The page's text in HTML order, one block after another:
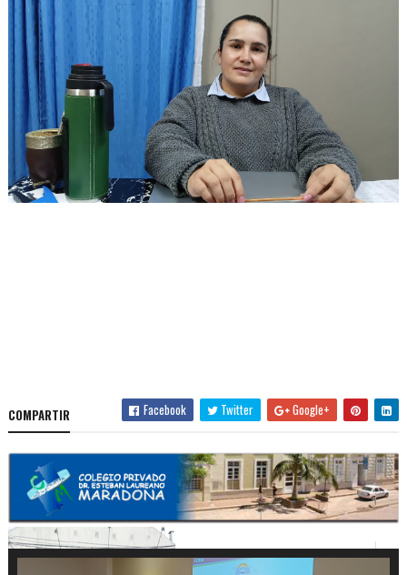
COMPARTIR Facebook Twitter Google+